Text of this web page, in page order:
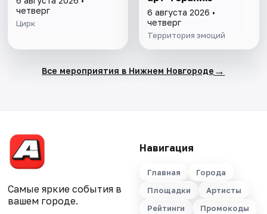
четверг
Цирк
6 августа 2026 •
четверг
Территория эмоций
Все мероприятия в Нижнем Новгороде →
Самые яркие события в
вашем городе.
Навигация
Главная
Города
Площадки
Артисты
Рейтинги
Промокоды